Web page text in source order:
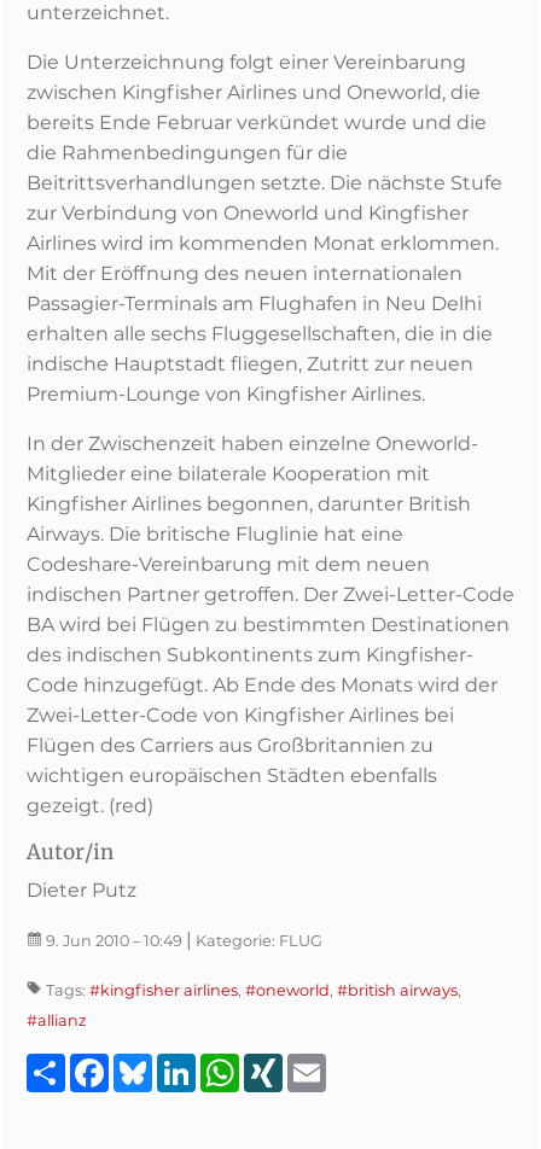
unterzeichnet.
Die Unterzeichnung folgt einer Vereinbarung
zwischen Kingfisher Airlines und Oneworld, die
bereits Ende Februar verkündet wurde und die
die Rahmenbedingungen für die
Beitrittsverhandlungen setzte. Die nächste Stufe
zur Verbindung von Oneworld und Kingfisher
Airlines wird im kommenden Monat erklommen.
Mit der Eröffnung des neuen internationalen
Passagier-Terminals am Flughafen in Neu Delhi
erhalten alle sechs Fluggesellschaften, die in die
indische Hauptstadt fliegen, Zutritt zur neuen
Premium-Lounge von Kingfisher Airlines.
In der Zwischenzeit haben einzelne Oneworld-
Mitglieder eine bilaterale Kooperation mit
Kingfisher Airlines begonnen, darunter British
Airways. Die britische Fluglinie hat eine
Codeshare-Vereinbarung mit dem neuen
indischen Partner getroffen. Der Zwei-Letter-Code
BA wird bei Flügen zu bestimmten Destinationen
des indischen Subkontinents zum Kingfisher-
Code hinzugefügt. Ab Ende des Monats wird der
Zwei-Letter-Code von Kingfisher Airlines bei
Flügen des Carriers aus Großbritannien zu
wichtigen europäischen Städten ebenfalls
gezeigt. (red)
Autor/in
Dieter Putz
9. Jun 2010 – 10:49 | Kategorie: FLUG
Tags: #kingfisher airlines, #oneworld, #british airways,
#allianz
TeilenFacebook
BlueskyLinkedInWhatsApp
XING